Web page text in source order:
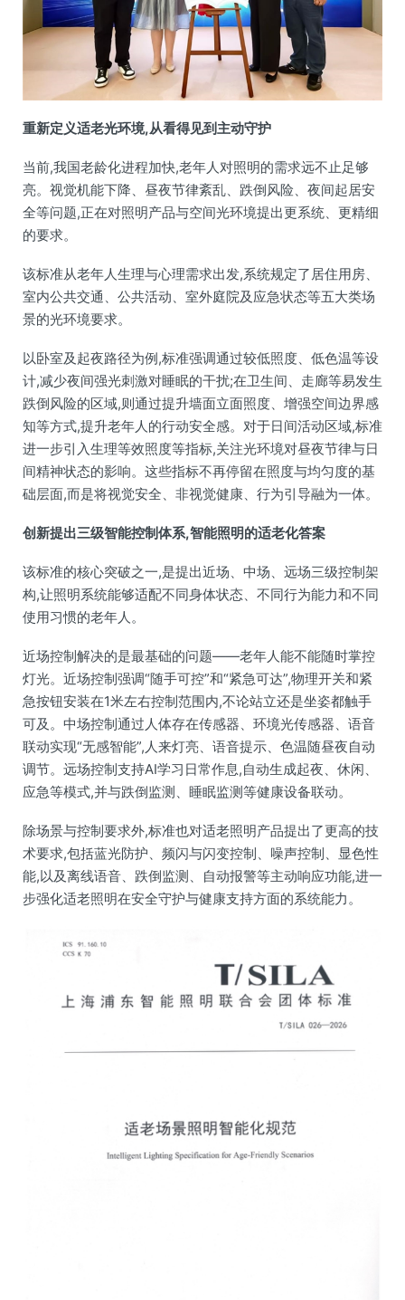
重新定义适老光环境,从看得见到主动守护
当前,我国老龄化进程加快,老年人对照明的需求远不止足够
亮。视觉机能下降、昼夜节律紊乱、跌倒风险、夜间起居安
全等问题,正在对照明产品与空间光环境提出更系统、更精细
的要求。
该标准从老年人生理与心理需求出发,系统规定了居住用房、
室内公共交通、公共活动、室外庭院及应急状态等五大类场
景的光环境要求。
以卧室及起夜路径为例,标准强调通过较低照度、低色温等设
计,减少夜间强光刺激对睡眠的干扰;在卫生间、走廊等易发生
跌倒风险的区域,则通过提升墙面立面照度、增强空间边界感
知等方式,提升老年人的行动安全感。对于日间活动区域,标准
进一步引入生理等效照度等指标,关注光环境对昼夜节律与日
间精神状态的影响。这些指标不再停留在照度与均匀度的基
础层面,而是将视觉安全、非视觉健康、行为引导融为一体。
创新提出三级智能控制体系,智能照明的适老化答案
该标准的核心突破之一,是提出近场、中场、远场三级控制架
构,让照明系统能够适配不同身体状态、不同行为能力和不同
使用习惯的老年人。
近场控制解决的是最基础的问题——老年人能不能随时掌控
灯光。近场控制强调“随手可控”和“紧急可达”,物理开关和紧
急按钮安装在1米左右控制范围内,不论站立还是坐姿都触手
可及。中场控制通过人体存在传感器、环境光传感器、语音
联动实现“无感智能”,人来灯亮、语音提示、色温随昼夜自动
调节。远场控制支持AI学习日常作息,自动生成起夜、休闲、
应急等模式,并与跌倒监测、睡眠监测等健康设备联动。
除场景与控制要求外,标准也对适老照明产品提出了更高的技
术要求,包括蓝光防护、频闪与闪变控制、噪声控制、显色性
能,以及离线语音、跌倒监测、自动报警等主动响应功能,进一
步强化适老照明在安全守护与健康支持方面的系统能力。